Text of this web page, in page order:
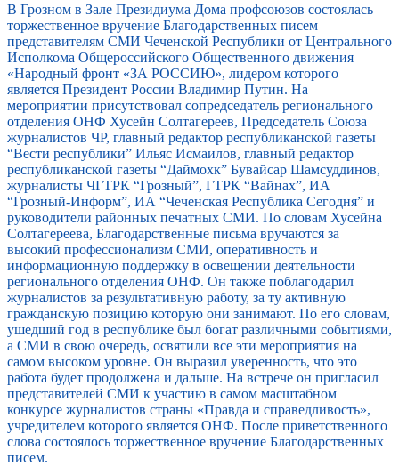
В Грозном в Зале Президиума Дома профсоюзов состоялась
торжественное вручение Благодарственных писем
представителям СМИ Чеченской Республики от Центрального
Исполкома Общероссийского Общественного движения
«Народный фронт «ЗА РОССИЮ», лидером которого
является Президент России Владимир Путин. На
мероприятии присутствовал сопредседатель регионального
отделения ОНФ Хусейн Солтагереев, Председатель Союза
журналистов ЧР, главный редактор республиканской газеты
“Вести республики” Ильяс Исмаилов, главный редактор
республиканской газеты “Даймохк” Бувайсар Шамсуддинов,
журналисты ЧГТРК “Грозный”, ГТРК “Вайнах”, ИА
“Грозный-Информ”, ИА “Чеченская Республика Сегодня” и
руководители районных печатных СМИ. По словам Хусейна
Солтагереева, Благодарственные письма вручаются за
высокий профессионализм СМИ, оперативность и
информационную поддержку в освещении деятельности
регионального отделения ОНФ. Он также поблагодарил
журналистов за результативную работу, за ту активную
гражданскую позицию которую они занимают. По его словам,
ушедший год в республике был богат различными событиями,
а СМИ в свою очередь, освятили все эти мероприятия на
самом высоком уровне. Он выразил уверенность, что это
работа будет продолжена и дальше. На встрече он пригласил
представителей СМИ к участию в самом масштабном
конкурсе журналистов страны «Правда и справедливость»,
учредителем которого является ОНФ. После приветственного
слова состоялось торжественное вручение Благодарственных
писем.